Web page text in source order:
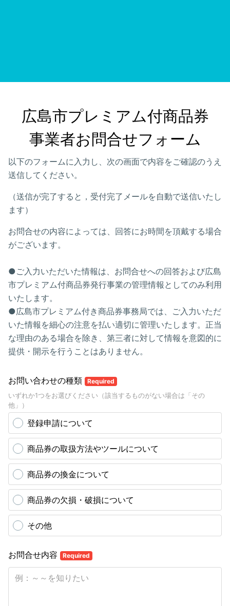
広島市プレミアム付商品券
事業者お問合せフォーム
以下のフォームに入力し、次の画面で内容をご確認のうえ
送信してください。
（送信が完了すると，受付完了メールを自動で送信いたし
ます）
お問合せの内容によっては、回答にお時間を頂戴する場合
がございます。
●ご入力いただいた情報は、お問合せへの回答および広島
市プレミアム付商品券発行事業の管理情報としてのみ利用
いたします。
●広島市プレミアム付き商品券事務局では、ご入力いただ
いた情報を細心の注意を払い適切に管理いたします。正当
な理由のある場合を除き、第三者に対して情報を意図的に
提供・開示を行うことはありません。
お問い合わせの種類 Required
いずれか1つをお選びください（該当するものがない場合は「その
他」）
登録申請について
商品券の取扱方法やツールについて
商品券の換金について
商品券の欠損・破損について
その他
お問合せ内容 Required